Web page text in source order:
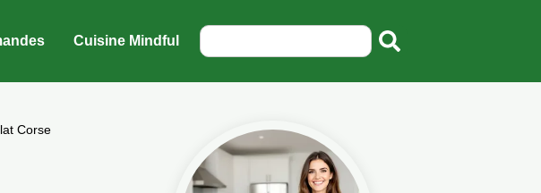
Cuisine Mindful
Corse